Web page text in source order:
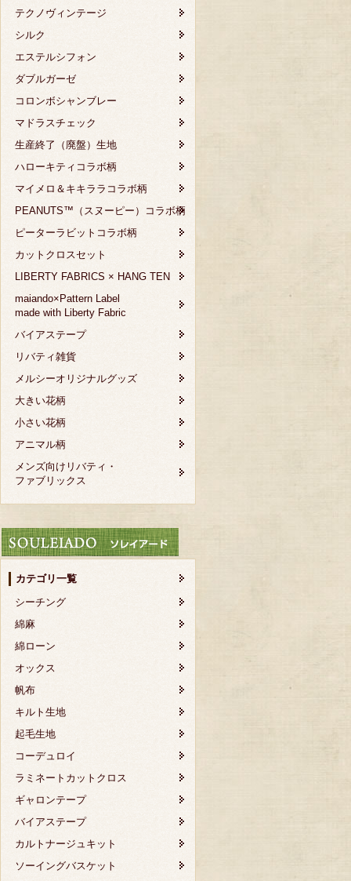
テクノヴィンテージ
シルク
エステルシフォン
ダブルガーゼ
コロンボシャンブレー
マドラスチェック
生産終了（廃盤）生地
ハローキティコラボ柄
マイメロ＆キキララコラボ柄
PEANUTS™（スヌーピー）コラボ柄
ピーターラビットコラボ柄
カットクロスセット
LIBERTY FABRICS × HANG TEN
maiando×Pattern Label
made with Liberty Fabric
バイアステープ
リバティ雑貨
メルシーオリジナルグッズ
大きい花柄
小さい花柄
アニマル柄
メンズ向けリバティ・
ファブリックス
カテゴリ一覧
シーチング
綿麻
綿ローン
オックス
帆布
キルト生地
起毛生地
コーデュロイ
ラミネートカットクロス
ギャロンテープ
バイアステープ
カルトナージュキット
ソーイングバスケット